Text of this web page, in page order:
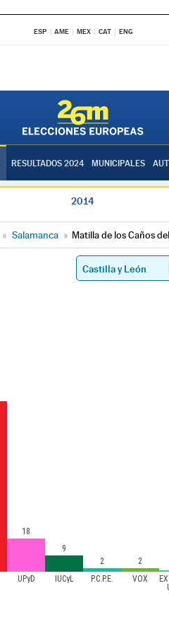
ESP AME MEX CAT ENG
RESULTADOS 2024 MUNICIPALES
2014
» Salamanca » Matilla de los Caños
UPyD IUCyL P.C.P.E. VOX
18
9
2
2